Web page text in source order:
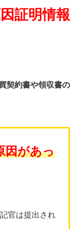
証明情報
契約書や領収書の
因があっ
官は提出され